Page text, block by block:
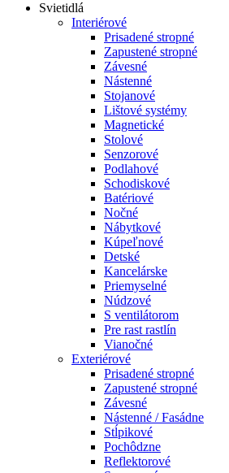
Svietidlá
Interiérové
Prisadené stropné
Zapustené stropné
Závesné
Nástenné
Stojanové
Lištové systémy
Magnetické
Stolové
Senzorové
Podlahové
Schodiskové
Batériové
Nočné
Nábytkové
Kúpeľnové
Detské
Kancelárske
Priemyselné
Núdzové
S ventilátorom
Pre rast rastlín
Vianočné
Exteriérové
Prisadené stropné
Zapustené stropné
Závesné
Nástenné / Fasádne
Stĺpikové
Pochôdzne
Reflektorové